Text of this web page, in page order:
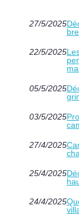
27/5/2025
22/5/2025
05/5/2025
03/5/2025
27/4/2025
25/4/2025
24/4/2025